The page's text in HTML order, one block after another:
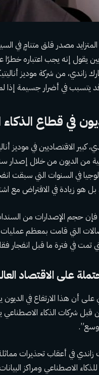
مصدر قلق متنامٍ في
يقول إنه يجب اعتباره
زاندي، من شركة موديز
يتسبب في أضرار جسيمة إذا
في قطاع
كبير الاقتصاديين في موديز
في السنوات التي سبقت
بل هو زيادة في الاقتراض مع
فإن حجم الإصدارات من
تمت في فترة ما قبل انفجار
على الاقتصاد
أن هذا الارتفاع في
قبل شركات الذكاء الاصطناعي
زاندي في أعقاب تحذيرات
للذكاء الاصطناعي ومراكز